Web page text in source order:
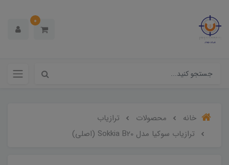
0
خانه محصولات
ترازیاب
ترازیاب سوکیا مدل Sokkia B20 (اصلی)